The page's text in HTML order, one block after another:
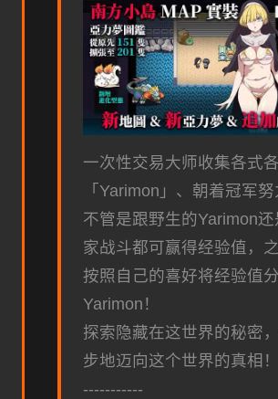
一次性交易大师收集各式
「Yarimon」、朝着冠军努
不管是跟野生的Yarimon还
家战斗都可赢得经验值，
按照自己的喜好将经验值
Yarimon！
探索隐藏在这世界的秘密
步地迈向这个世界的真相！
-----------